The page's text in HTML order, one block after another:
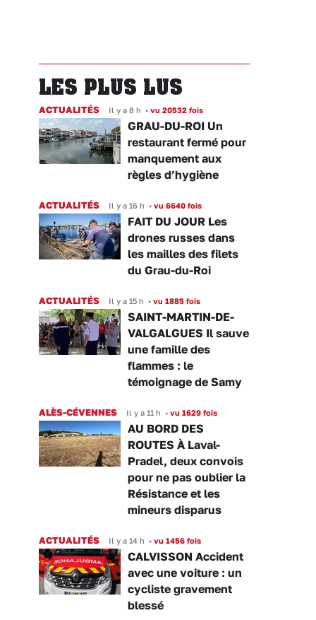
LES PLUS LUS
ACTUALITÉS Il y a 8 h • vu 20532 fois
GRAU-DU-ROI Un
restaurant fermé pour
manquement aux
règles d’hygiène
ACTUALITÉS Il y a 16 h • vu 6640 fois
FAIT DU JOUR Les
drones russes dans
les mailles des filets
du Grau-du-Roi
ACTUALITÉS Il y a 15 h • vu 1885 fois
SAINT-MARTIN-DE-
VALGALGUES Il sauve
une famille des
flammes : le
témoignage de Samy
ALÈS-CÉVENNES Il y a 11 h • vu 1629 fois
AU BORD DES
ROUTES À Laval-
Pradel, deux convois
pour ne pas oublier la
Résistance et les
mineurs disparus
ACTUALITÉS Il y a 14 h • vu 1456 fois
CALVISSON Accident
avec une voiture : un
cycliste gravement
blessé